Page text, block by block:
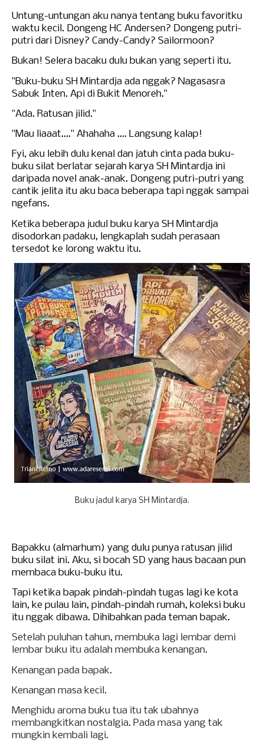
Untung-untungan aku nanya tentang buku favoritku
waktu kecil. Dongeng HC Andersen? Dongeng putri-
putri dari Disney? Candy-Candy? Sailormoon?
Bukan! Selera bacaku dulu bukan yang seperti itu.
"Buku-buku SH Mintardja ada nggak? Nagasasra
Sabuk Inten. Api di Bukit Menoreh."
"Ada. Ratusan jilid."
"Mau liaaat...." Ahahaha .... Langsung kalap!
Fyi, aku lebih dulu kenal dan jatuh cinta pada buku-
buku silat berlatar sejarah karya SH Mintardja ini
daripada novel anak-anak. Dongeng putri-putri yang
cantik jelita itu aku baca beberapa tapi nggak sampai
ngefans.
Ketika beberapa judul buku karya SH Mintardja
disodorkan padaku, lengkaplah sudah perasaan
tersedot ke lorong waktu itu.
Buku jadul karya SH Mintardja.
Bapakku (almarhum) yang dulu punya ratusan jilid
buku silat ini. Aku, si bocah SD yang haus bacaan pun
membaca buku-buku itu.
Tapi ketika bapak pindah-pindah tugas lagi ke kota
lain, ke pulau lain, pindah-pindah rumah, koleksi buku
itu nggak dibawa. Dihibahkan pada teman bapak.
Setelah puluhan tahun, membuka lagi lembar demi
lembar buku itu adalah membuka kenangan.
Kenangan pada bapak.
Kenangan masa kecil.
Menghidu aroma buku tua itu tak ubahnya
membangkitkan nostalgia. Pada masa yang tak
mungkin kembali lagi.